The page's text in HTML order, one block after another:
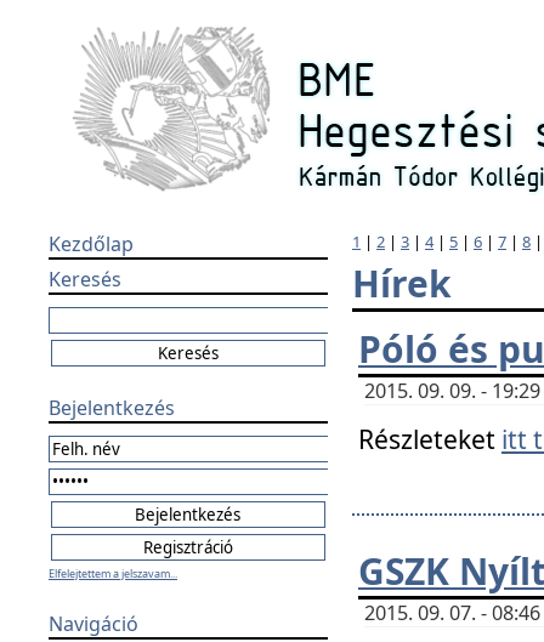
Kezdőlap
Keresés
Bejelentkezés
Elfelejtettem a jelszavam...
Navigáció
1 | 2 | 3 | 4| 5 | 6 | 7 | 8
Hírek
Póló és
2015. 09. 09. -
Részleteket itt
GSZK
2015. 09. 07. -